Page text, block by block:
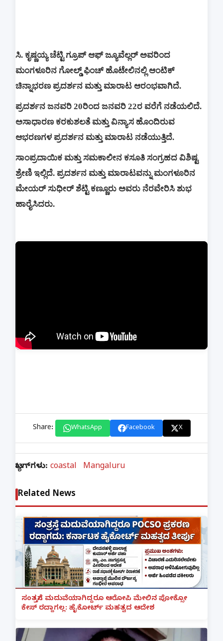
ಸಿ. ಕೃಷ್ಣಯ್ಯ ಚೆಟ್ಟಿ ಗ್ರೂಪ್ ಆಫ್ ಜ್ಯೂವೆಲ್ಲರ್ ಅವರಿಂದ
ಮಂಗಳೂರಿನ ಗೋಲ್ಡ್ ಫಿಂಚ್ ಹೊಟೇಲಿನಲ್ಲಿ ಆಂಟಿಕ್
ಚಿನ್ನಾಭರಣ ಪ್ರದರ್ಶನ ಮತ್ತು ಮಾರಾಟ ಆರಂಭವಾಗಿದೆ.
ಪ್ರದರ್ಶನ ಜನವರಿ 20ರಿಂದ ಜನವರಿ 22ರ ವರೆಗೆ ನಡೆಯಲಿದೆ.
ಅಸಾಧಾರಣ ಕರಕುಶಲತೆ ಮತ್ತು ವಿನ್ಯಾಸ ಹೊಂದಿರುವ
ಆಭರಣಗಳ ಪ್ರದರ್ಶನ ಮತ್ತು ಮಾರಾಟ ನಡೆಯುತ್ತಿದೆ.
ಸಾಂಪ್ರದಾಯಿಕ ಮತ್ತು ಸಮಕಾಲೀನ ಕಸೂತಿ ಸಂಗ್ರಹದ ವಿಶಿಷ್ಟ
ಶ್ರೇಣಿ ಇಲ್ಲಿದೆ. ಪ್ರದರ್ಶನ ಮತ್ತು ಮಾರಾಟವನ್ನು ಮಂಗಳೂರಿನ
ಮೇಯರ್ ಸುಧೀರ್ ಶೆಟ್ಟಿ ಕಣ್ಣೂರು ಅವರು ನೆರವೇರಿಸಿ ಶುಭ
ಹಾರೈಸಿದರು.
Share: WhatsApp Facebook X
ಟ್ಯಾಗ್‌ಗಳು: coastal Mangaluru
Related News
ಸಂತ್ರಸ್ತೆಗೆ ಮದುವೆಯಾಗಿದ್ದರೂ ಆರೋಪಿ ಮೇಲಿನ ಪೋಕ್ಸೋ
ಕೇಸ್ ರದ್ದಾಗಲ್ಲ: ಹೈಕೋರ್ಟ್ ಮಹತ್ವದ ಆದೇಶ